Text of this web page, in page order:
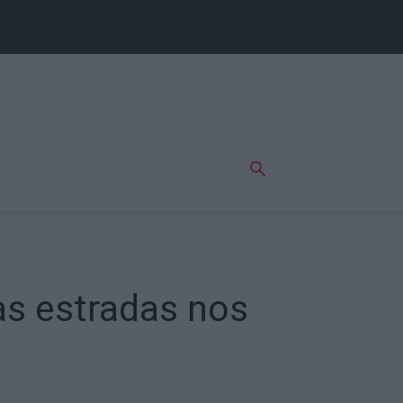
estradas nos